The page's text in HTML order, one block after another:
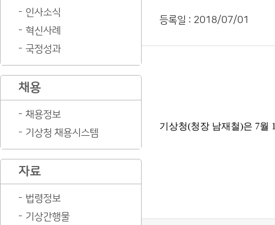
인사소식
혁신사례
국정성과
채용
채용정보
기상청 채용시스템
자료
법령정보
기상간행물
등록일 : 2018/07/01
기상청(청장 남재철)은 7월 1